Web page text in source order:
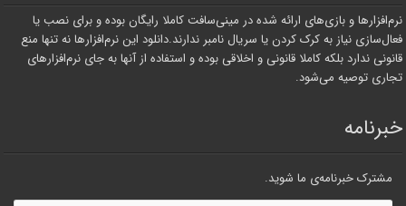
نرم‌افزارها و بازی‌های ارائه شده در مینی‌سافت کاملا رایگان بوده و برای نصب یا
فعال‌سازی نیاز به کرک کردن یا سریال نامبر ندارند.دانلود این نرم‌افزارها نه تنها منع
قانونی ندارد بلکه کاملا قانونی و اخلاقی بوده و استفاده از آنها به جای نرم‌افزارهای
تجاری توصیه می‌شود.
خبرنامه
مشترک خبرنامه‌ی ما شوید.